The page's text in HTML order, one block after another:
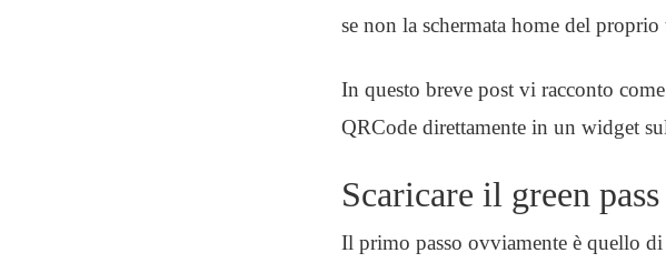
se non la schermata home del
In questo breve post vi racconto
QRCode direttamente in un widget
Scaricare il green pass
Il primo passo ovviamente è quello